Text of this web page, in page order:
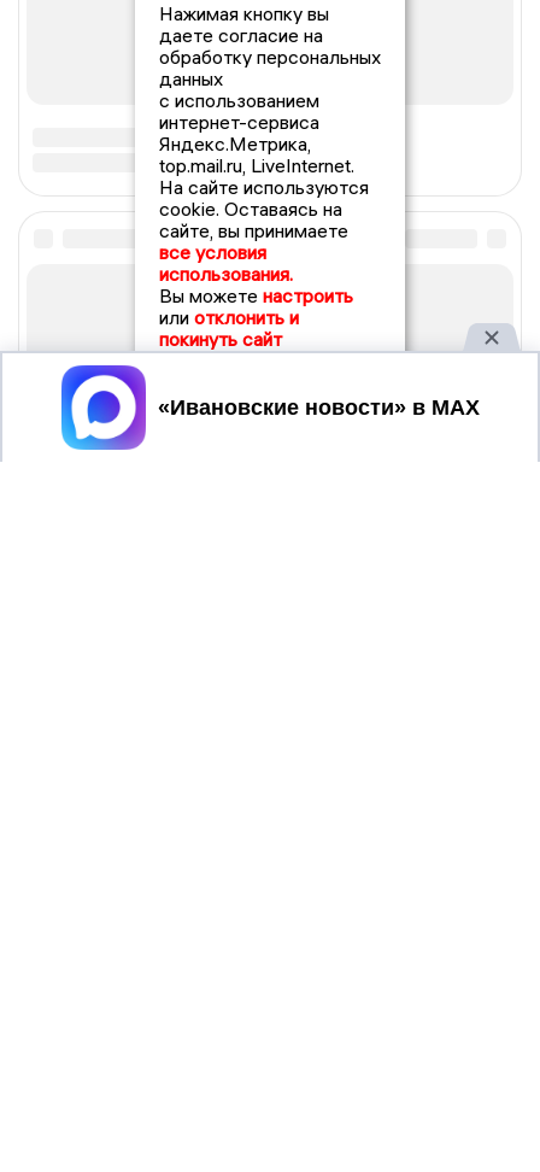
Нажимая кнопку вы
даете согласие на
обработку персональных
данных
с использованием
интернет-сервиса
Яндекс.Метрика,
top.mail.ru, LiveInternet.
На сайте используются
cookie. Оставаясь на
сайте, вы принимаете
все условия
использования.
Вы можете настроить
или отклонить и
покинуть сайт
Принять